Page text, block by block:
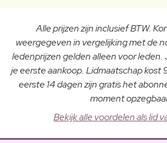
Alle prijzen zijn inclusief BTW.
weergegeven in vergelijking met de
ledenprijzen gelden alleen voor leden.
je eerste aankoop. Lidmaatschap
eerste 14 dagen zijn gratis het
moment
Bekijk alle voordelen als lid